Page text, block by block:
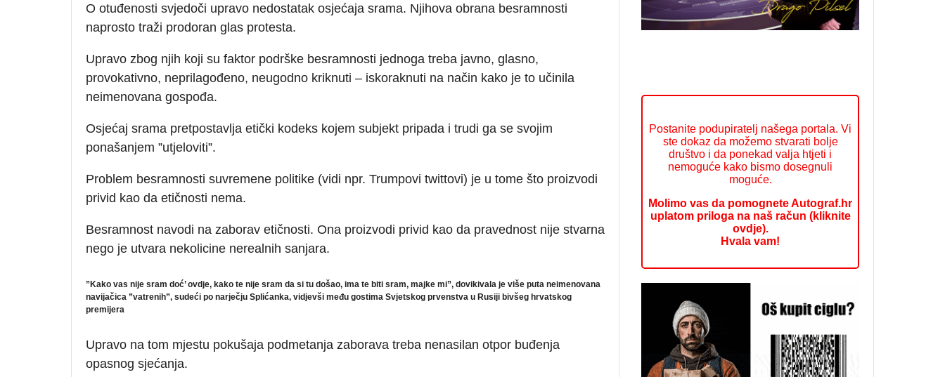
O otuđenosti svjedoči upravo nedostatak osjećaja srama. Njihova obrana besramnosti
naprosto traži prodoran glas protesta.
Upravo zbog njih koji su faktor podrške besramnosti jednoga treba javno, glasno,
provokativno, neprilagođeno, neugodno kriknuti – iskoraknuti na način kako je to učinila
neimenovana gospođa.
Osjećaj srama pretpostavlja etički kodeks kojem subjekt pripada i trudi ga se svojim
ponašanjem ”utjeloviti”.
Problem besramnosti suvremene politike (vidi npr. Trumpovi twittovi) je u tome što proizvodi
privid kao da etičnosti nema.
Besramnost navodi na zaborav etičnosti. Ona proizvodi privid kao da pravednost nije stvarna
nego je utvara nekolicine nerealnih sanjara.
”Kako vas nije sram doć’ ovdje, kako te nije sram da si tu došao, ima te biti sram, majke mi”, dovikivala je više puta neimenovana
navijačica ”vatrenih”, sudeći po narječju Splićanka, vidjevši među gostima Svjetskog prvenstva u Rusiji bivšeg hrvatskog
premijera
Upravo na tom mjestu pokušaja podmetanja zaborava treba nenasilan otpor buđenja
opasnog sjećanja.
Postanite podupiratelj našega portala. Vi
ste dokaz da možemo stvarati bolje
društvo i da ponekad valja htjeti i
nemoguće kako bismo dosegnuli
moguće.
Molimo vas da pomognete Autograf.hr
uplatom priloga na naš račun (kliknite
ovdje).
Hvala vam!